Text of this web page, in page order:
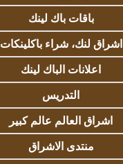
باقات باك لينك
اشراق لنك، شراء باكلينكات
اعلانات الباك لينك
التدريس
اشراق العالم عالم كبير
منتدى الاشراق